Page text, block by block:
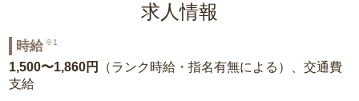
求人情報
時給 ※1
1,500〜1,860円
（ランク時給・指名有無による）、交通費
支給